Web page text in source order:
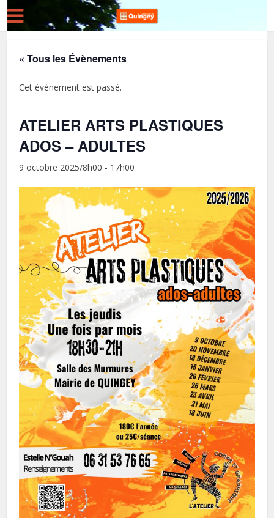
« Tous les Évènements
Cet évènement est passé.
ATELIER ARTS PLASTIQUES
ADOS – ADULTES
9 octobre 2025/8h00 - 17h00